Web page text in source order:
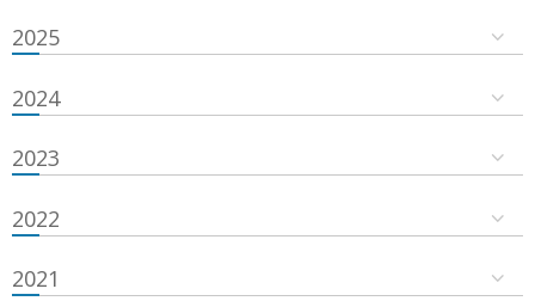
2025
2024
2023
2022
2021